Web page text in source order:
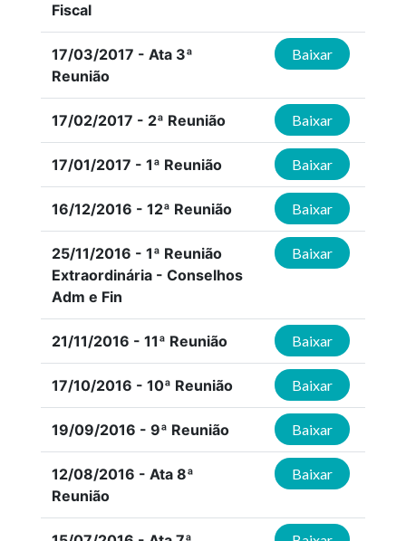
Fiscal
17/03/2017 - Ata 3ª
Reunião
Baixar
17/02/2017 - 2ª Reunião Baixar
17/01/2017 - 1ª Reunião Baixar
16/12/2016 - 12ª Reunião Baixar
25/11/2016 - 1ª Reunião
Extraordinária - Conselhos
Adm e Fin
Baixar
21/11/2016 - 11ª Reunião Baixar
17/10/2016 - 10ª Reunião Baixar
19/09/2016 - 9ª Reunião Baixar
12/08/2016 - Ata 8ª
Reunião
Baixar